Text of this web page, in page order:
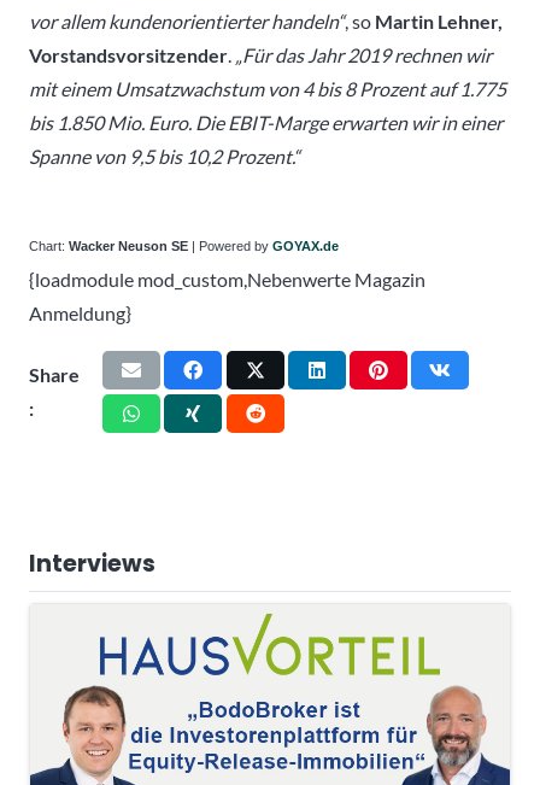
vor allem kundenorientierter handeln“, so Martin Lehner,
Vorstandsvorsitzender. „Für das Jahr 2019 rechnen wir
mit einem Umsatzwachstum von 4 bis 8 Prozent auf 1.775
bis 1.850 Mio. Euro. Die EBIT-Marge erwarten wir in einer
Spanne von 9,5 bis 10,2 Prozent.“
Chart: Wacker Neuson SE | Powered by GOYAX.de
{loadmodule mod_custom,Nebenwerte Magazin
Anmeldung}
Share
:
Interviews